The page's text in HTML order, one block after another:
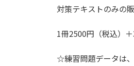
対策テキストのみの
1冊2500円（税込）
☆練習問題データは、